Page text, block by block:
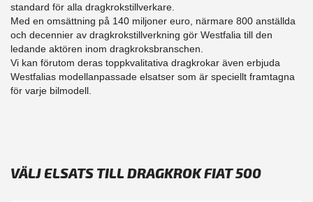
standard för alla dragkrokstillverkare.
Med en omsättning på 140 miljoner euro, närmare 800 anställda
och decennier av dragkrokstillverkning gör Westfalia till den
ledande aktören inom dragkroksbranschen.
Vi kan förutom deras toppkvalitativa dragkrokar även erbjuda
Westfalias modellanpassade elsatser som är speciellt framtagna
för varje bilmodell.
VÄLJ ELSATS TILL DRAGKROK FIAT 500